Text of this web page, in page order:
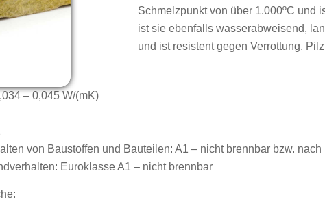
Schmelzpunkt von über 1.000ºC und
ist sie ebenfalls wasserabweisend,
und ist resistent gegen Verrottung,
– 0,045 W/(mK)
von Baustoffen und Bauteilen: A1 – nicht brennbar bzw. nach
Euroklasse A1 – nicht brennbar